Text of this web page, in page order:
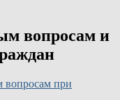
вопросам и
при